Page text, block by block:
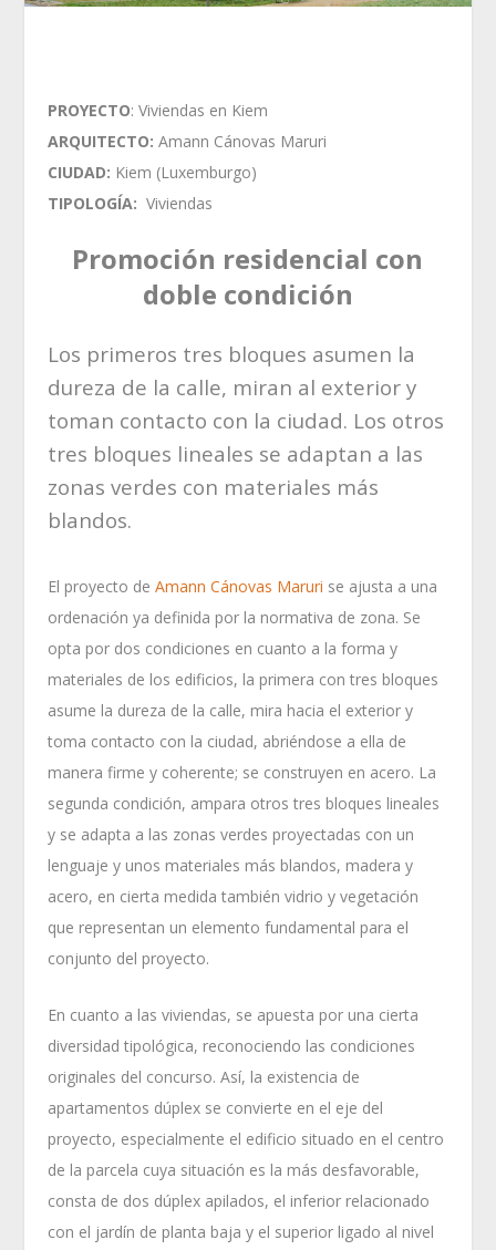
PROYECTO: Viviendas en Kiem
ARQUITECTO: Amann Cánovas Maruri
CIUDAD: Kiem (Luxemburgo)
TIPOLOGÍA: Viviendas
Promoción residencial con
doble condición
Los primeros tres bloques asumen la
dureza de la calle, miran al exterior y
toman contacto con la ciudad. Los otros
tres bloques lineales se adaptan a las
zonas verdes con materiales más
blandos.
El proyecto de Amann Cánovas Maruri se ajusta a una
ordenación ya definida por la normativa de zona. Se
opta por dos condiciones en cuanto a la forma y
materiales de los edificios, la primera con tres bloques
asume la dureza de la calle, mira hacia el exterior y
toma contacto con la ciudad, abriéndose a ella de
manera firme y coherente; se construyen en acero. La
segunda condición, ampara otros tres bloques lineales
y se adapta a las zonas verdes proyectadas con un
lenguaje y unos materiales más blandos, madera y
acero, en cierta medida también vidrio y vegetación
que representan un elemento fundamental para el
conjunto del proyecto.
En cuanto a las viviendas, se apuesta por una cierta
diversidad tipológica, reconociendo las condiciones
originales del concurso. Así, la existencia de
apartamentos dúplex se convierte en el eje del
proyecto, especialmente el edificio situado en el centro
de la parcela cuya situación es la más desfavorable,
consta de dos dúplex apilados, el inferior relacionado
con el jardín de planta baja y el superior ligado al nivel